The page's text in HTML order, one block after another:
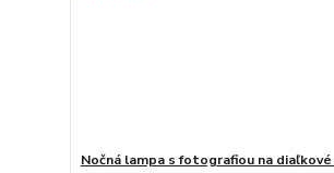
Nočná lampa s fotografiou na